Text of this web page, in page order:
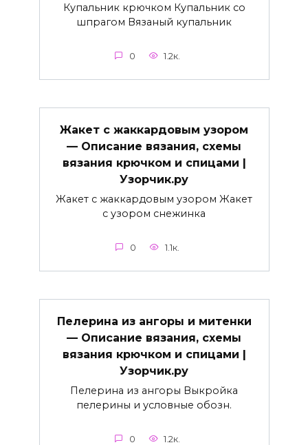
Купальник крючком Купальник со
шпрагом Вязаный купальник
0 1.2к.
Жакет с жаккардовым узором
— Описание вязания, схемы
вязания крючком и спицами |
Узорчик.ру
Жакет с жаккардовым узором Жакет
с узором снежинка
0 1.1к.
Пелерина из ангоры и митенки
— Описание вязания, схемы
вязания крючком и спицами |
Узорчик.ру
Пелерина из ангоры Выкройка
пелерины и условные обозн.
0 1.2к.